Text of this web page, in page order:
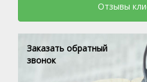
Отзывы
Заказать обратный
звонок